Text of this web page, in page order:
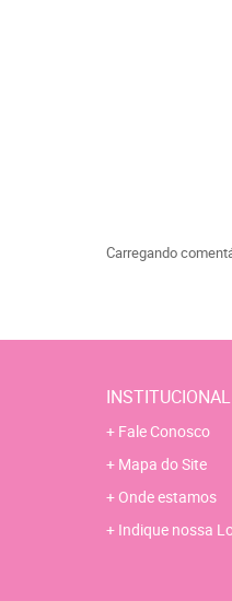
Carregando
INSTITUCIONAL
Fale Conosco
Mapa do Site
Onde estamos
Indique nossa